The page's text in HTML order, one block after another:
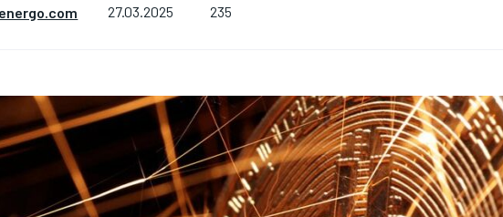
27.03.2025 235